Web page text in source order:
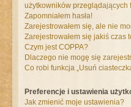
użytkowników przeglądających
Zapomniałem hasła!
Zarejestrowałem się, ale nie
Zarejestrowałem się jakiś czas
Czym jest COPPA?
Dlaczego nie mogę się
Co robi funkcja „Usuń
Preferencje i ustawienia
Jak zmienić moje ustawienia?